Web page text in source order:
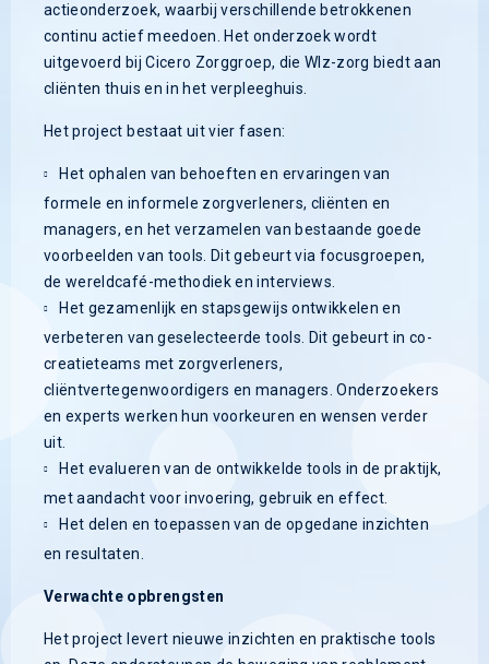
actieonderzoek, waarbij verschillende betrokkenen
continu actief meedoen. Het onderzoek wordt
uitgevoerd bij Cicero Zorggroep, die Wlz-zorg biedt aan
cliënten thuis en in het verpleeghuis.
Het project bestaat uit vier fasen:
Het ophalen van behoeften en ervaringen van
formele en informele zorgverleners, cliënten en
managers, en het verzamelen van bestaande goede
voorbeelden van tools. Dit gebeurt via focusgroepen,
de wereldcafé-methodiek en interviews.
Het gezamenlijk en stapsgewijs ontwikkelen en
verbeteren van geselecteerde tools. Dit gebeurt in co-
creatieteams met zorgverleners,
cliëntvertegenwoordigers en managers. Onderzoekers
en experts werken hun voorkeuren en wensen verder
uit.
Het evalueren van de ontwikkelde tools in de praktijk,
met aandacht voor invoering, gebruik en effect.
Het delen en toepassen van de opgedane inzichten
en resultaten.
Verwachte opbrengsten
Het project levert nieuwe inzichten en praktische tools